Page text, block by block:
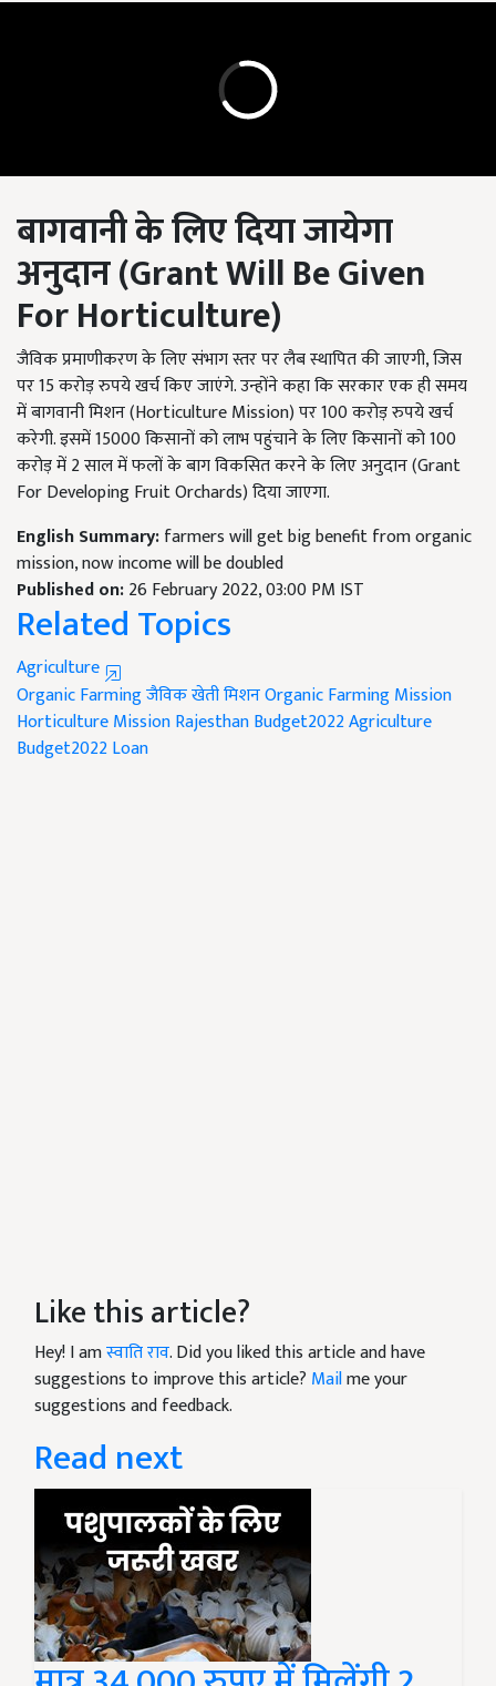
बागवानी के लिए दिया जायेगा
अनुदान (Grant Will Be Given
For Horticulture)
जैविक प्रमाणीकरण के लिए संभाग स्तर पर लैब स्थापित की जाएगी, जिस
पर 15 करोड़ रुपये खर्च किए जाएंगे. उन्होंने कहा कि सरकार एक ही समय
में बागवानी मिशन (Horticulture Mission) पर 100 करोड़ रुपये खर्च
करेगी. इसमें 15000 किसानों को लाभ पहुंचाने के लिए किसानों को 100
करोड़ में 2 साल में फलों के बाग विकसित करने के लिए अनुदान (Grant
For Developing Fruit Orchards) दिया जाएगा.
English Summary:farmers will get big benefit from organic
mission, now income will be doubled
Published on:26 February 2022, 03:00 PM IST
Related Topics
Agriculture
Organic Farmingजैविक खेती मिशनOrganic Farming Mission
Horticulture MissionRajesthan Budget2022Agriculture
Budget2022Loan
Like this article?
Hey! I amस्वाति राव. Did you liked this article and have
suggestions to improve this article? Mailme your
suggestions and feedback.
Read next